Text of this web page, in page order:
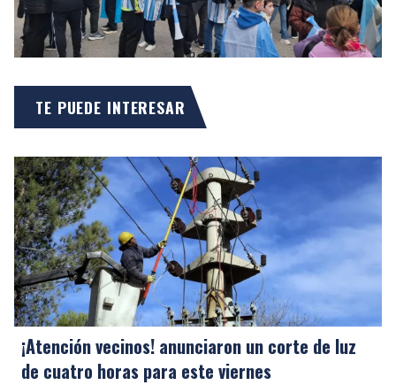
TE PUEDE INTERESAR
¡Atención vecinos! anunciaron un corte de luz
de cuatro horas para este viernes